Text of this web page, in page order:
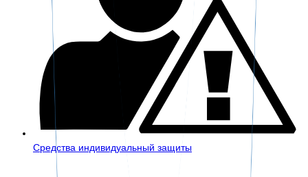
Средства индивидуальный защиты